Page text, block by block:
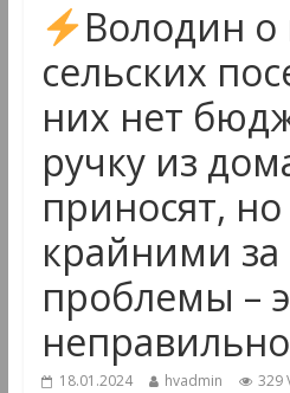
Володин о
сельских
них нет
ручку из
приносят,
крайними за
проблемы –
неправильно
18.01.2024 hvadmin 329